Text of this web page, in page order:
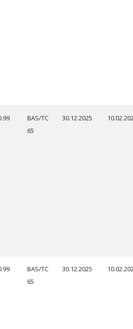
BAS/TC
65
30.12.2025
BAS/TC
65
30.12.2025